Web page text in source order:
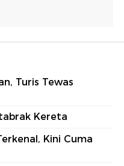
Turis Tewas
Kereta
Kini Cuma